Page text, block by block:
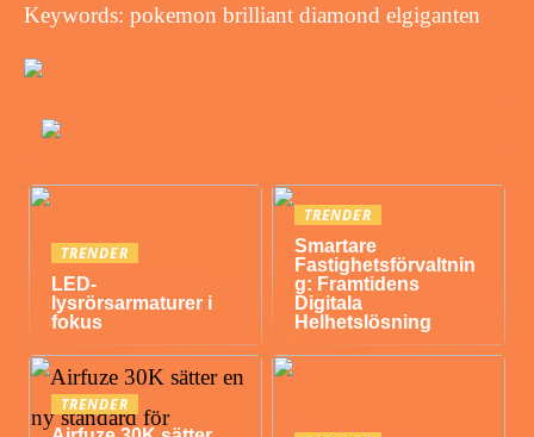
Keywords: pokemon brilliant diamond elgiganten
TRENDER
LED-
lysrörsarmaturer i
fokus
TRENDER
Smartare
Fastighetsförvaltnin
g: Framtidens
Digitala
Helhetslösning
TRENDER